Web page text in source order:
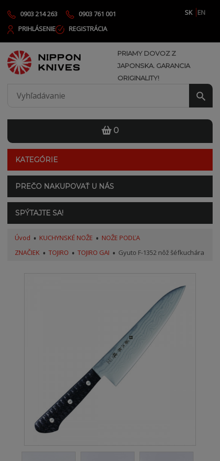
0903 214 263 0903 761 001 SK
EN
PRIHLÁSENIE
REGISTRÁCIA
PRIAMY DOVOZ Z
JAPONSKA. GARANCIA
ORIGINALITY!
0
KATEGÓRIE
PREČO NAKUPOVAŤ U NÁS
SPÝTAJTE SA!
Úvod KUCHYNSKÉ NOŽE
NOŽE PODĽA
ZNAČIEK
TOJIRO TOJIRO GAI Gyuto F-1352 nôž šéfkuchára